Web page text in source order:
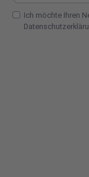
Ich möchte Ihren